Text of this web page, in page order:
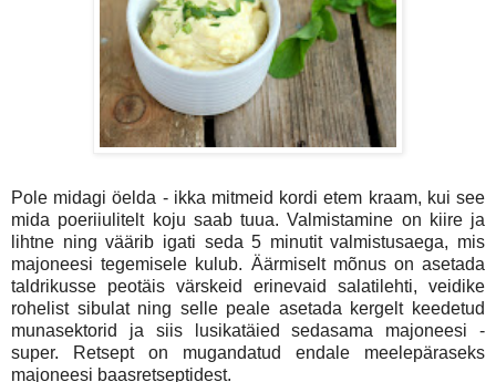
Pole midagi öelda - ikka mitmeid kordi etem kraam, kui see
mida poeriiulitelt koju saab tuua. Valmistamine on kiire ja
lihtne ning väärib igati seda 5 minutit valmistusaega, mis
majoneesi tegemisele kulub. Äärmiselt mõnus on asetada
taldrikusse peotäis värskeid erinevaid salatilehti, veidike
rohelist sibulat ning selle peale asetada kergelt keedetud
munasektorid ja siis lusikatäied sedasama majoneesi -
super. Retsept on mugandatud endale meelepäraseks
majoneesi baasretseptidest.